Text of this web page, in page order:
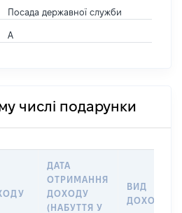
Посада державної служби
А
числі подарунки
ДАТА
ОТРИМАННЯ
ДОХОДУ
(НАБУТТЯ У
ВИД
ДОХОДУ